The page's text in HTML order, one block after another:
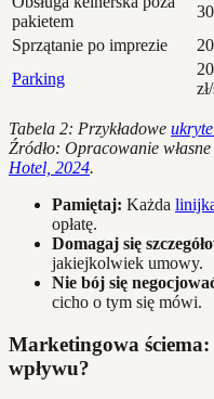
pakietem
Sprzątanie po imprezie
Parking
Tabela 2: Przykładowe
Źródło: Opracowanie
Hotel, 2024.
Pamiętaj: Każda
opłatę.
Domagaj się
jakiejkolwiek umowy.
Nie bój się
cicho o tym się mówi.
Marketingowa
wpływu?